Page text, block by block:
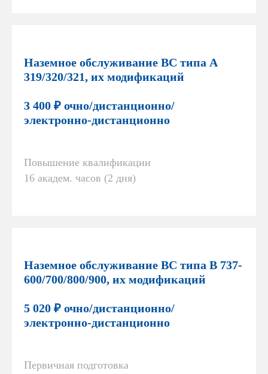
Наземное обслуживание ВС типа А
319/320/321, их модификаций
3 400 ₽ очно/дистанционно/
электронно-дистанционно
Повышение квалификации
16 академ. часов (2 дня)
Наземное обслуживание ВС типа В 737-
600/700/800/900, их модификаций
5 020 ₽ очно/дистанционно/
электронно-дистанционно
Первичная подготовка